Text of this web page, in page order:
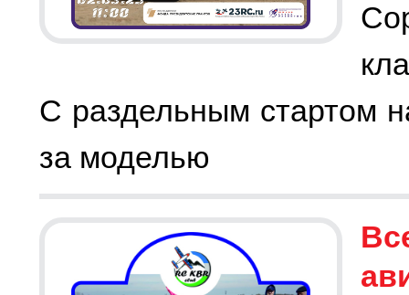
С раздельным стартом
за моделью